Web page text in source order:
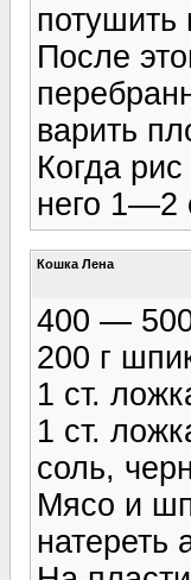
потушить
После
варить
Когда
него 1—2
Кошка Лена
400 — 500
200 г
1 ст.
1 ст.
соль,
Мясо и
натереть